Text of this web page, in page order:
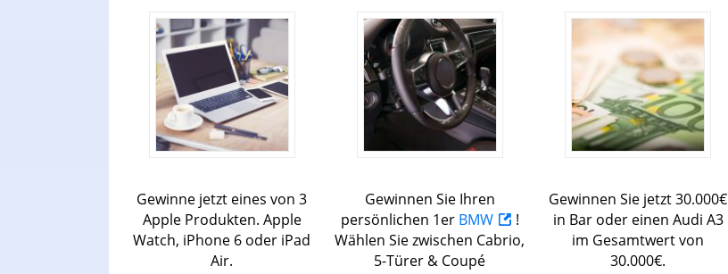
Gewinne jetzt eines von 3
Apple Produkten. Apple
Watch, iPhone 6 oder iPad
Air.
Gewinnen Sie Ihren
persönlichen 1er BMW
!
Wählen Sie zwischen Cabrio,
5-Türer & Coupé
Gewinnen Sie jetzt 30.000€
in Bar oder einen Audi A3
im Gesamtwert von
30.000€.